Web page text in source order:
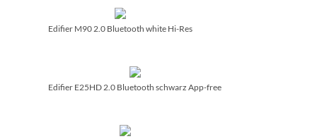
Edifier M90 2.0 Bluetooth white Hi-Res
Edifier E25HD 2.0 Bluetooth schwarz App-free